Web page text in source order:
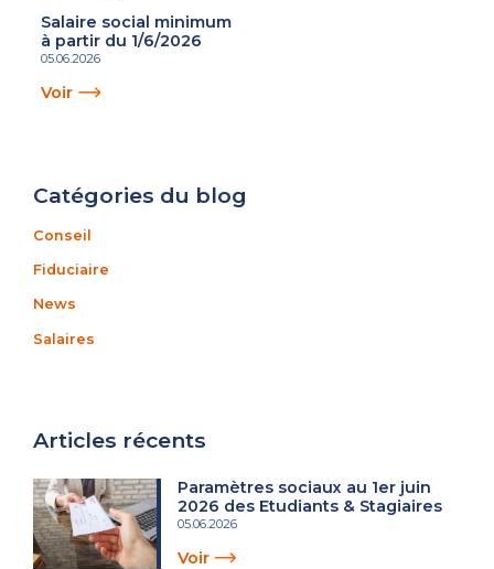
Salaire social minimum
à partir du 1/6/2026
05.06.2026
Voir
Catégories du blog
Conseil
Fiduciaire
News
Salaires
Articles récents
Paramètres sociaux au 1er juin
2026 des Etudiants & Stagiaires
05.06.2026
Voir